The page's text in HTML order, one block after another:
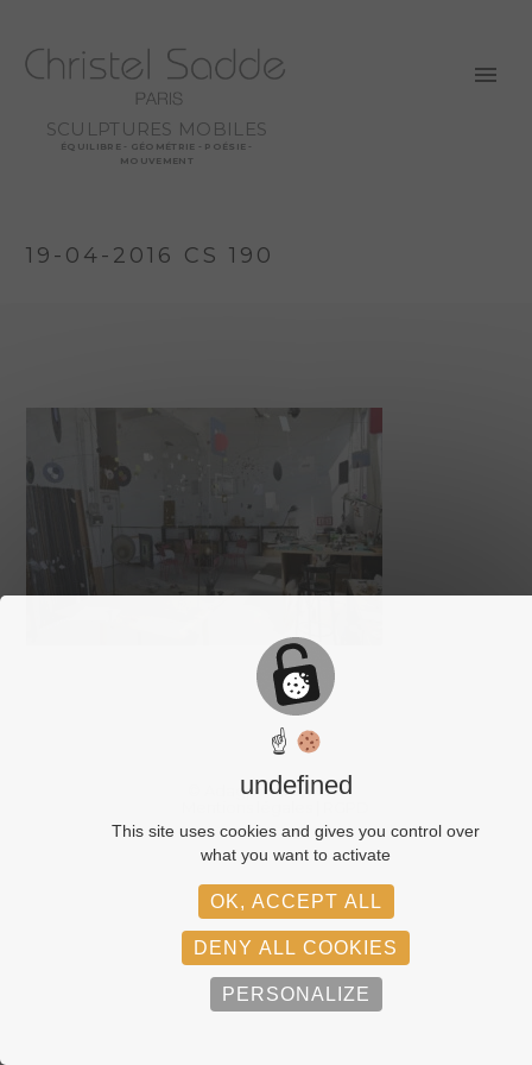
SCULPTURES MOBILES
ÉQUILIBRE - GÉOMÉTRIE - POÉSIE -
MOUVEMENT
19-04-2016 CS 190
© Adagp, Paris, 2026
☝
undefined
This site uses cookies and gives you control over
what you want to activate
OK, ACCEPT ALL
DENY ALL COOKIES
PERSONALIZE